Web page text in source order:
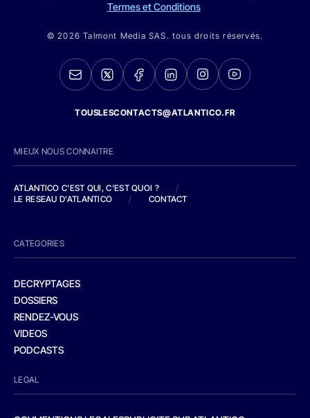
Termes et Conditions
© 2026 Talmont Media SAS. tous droits réservés.
TOUSLESCONTACTS@ATLANTICO.FR
MIEUX NOUS CONNAITRE
ATLANTICO C'EST QUI, C'EST QUOI ?
/
LE RESEAU D'ATLANTICO
/ CONTACT
CATEGORIES
DECRYPTAGES
DOSSIERS
RENDEZ-VOUS
VIDEOS
PODCASTS
LEGAL